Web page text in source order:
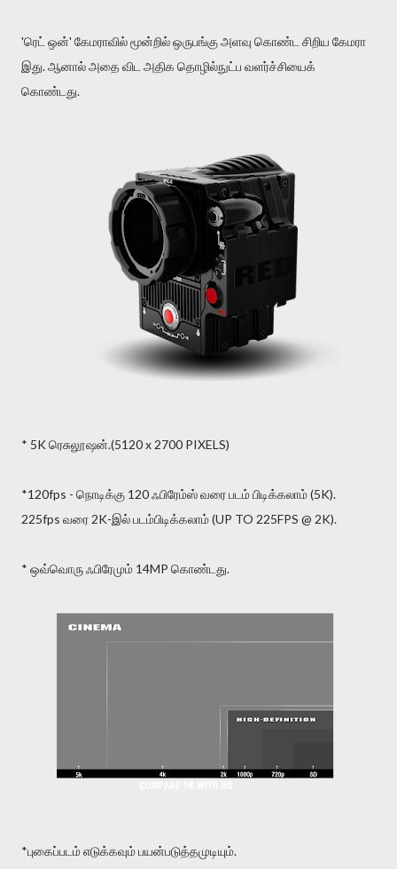
'ரெட் ஒன்' கேமராவில் மூன்றில் ஒருபங்கு அளவு கொண்ட சிறிய கேமரா
இது. ஆனால் அதை விட அதிக தொழில்நுட்ப வளர்ச்சியைக்
கொண்டது.
* 5K ரெசுலூஷன்.(5120 x 2700 PIXELS)
*120fps - நொடிக்கு 120 ஃபிரேம்ஸ் வரை படம் பிடிக்கலாம் (5K).
225fps வரை 2K-இல் படம்பிடிக்கலாம் (UP TO 225FPS @ 2K).
* ஒவ்வொரு ஃபிரேமும் 14MP கொண்டது.
*புகைப்படம் எடுக்கவும் பயன்படுத்தமுடியும்.